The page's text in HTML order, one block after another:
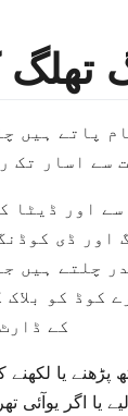
پاتے ہیں
سے اسار تک
اور ڈی
چلتے ہیں
کوڈ کو
کے
یا
یا اگر